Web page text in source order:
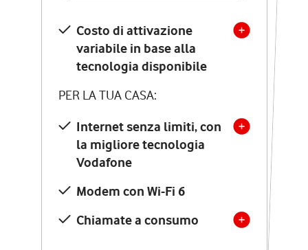
Costo di attivazione
variabile in base alla
tecnologia disponibile
PER LA TUA CASA:
Internet senza limiti, con
la migliore tecnologia
Vodafone
Modem con Wi-Fi 6
Chiamate a consumo
Costo di attivazione
variabile in base alla
tecnologia disponibile
PER LA TUA CASA:
Internet senza limiti, con
la migliore tecnologia
Vodafone
Modem Seven con Wi-Fi 7
Chiamate illimitate verso
numeri fissi e mobili
nazionali